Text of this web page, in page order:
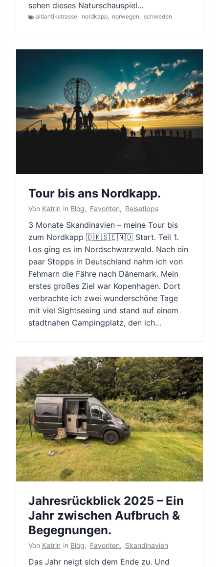
sehen dieses Naturschauspiel…
altlantikstrasse, nordkapp, norwegen, schweden
Tour bis ans Nordkapp.
Von Katrin in Blog, Favoriten, Reisetipps
3 Monate Skandinavien – meine Tour bis
zum Nordkapp 🇩🇰🇸🇪🇳🇴 Start. Teil 1.
Los ging es im Nordschwarzwald. Nach ein
paar Stopps in Deutschland nahm ich von
Fehmarn die Fähre nach Dänemark. Mein
erstes großes Ziel war Kopenhagen. Dort
verbrachte ich zwei wunderschöne Tage
mit viel Sightseeing und stand auf einem
stadtnahen Campingplatz, den ich…
Jahresrückblick 2025 – Ein
Jahr zwischen Aufbruch &
Begegnungen.
Von Katrin in Blog, Favoriten, Skandinavien
Das Jahr neigt sich dem Ende zu. Und